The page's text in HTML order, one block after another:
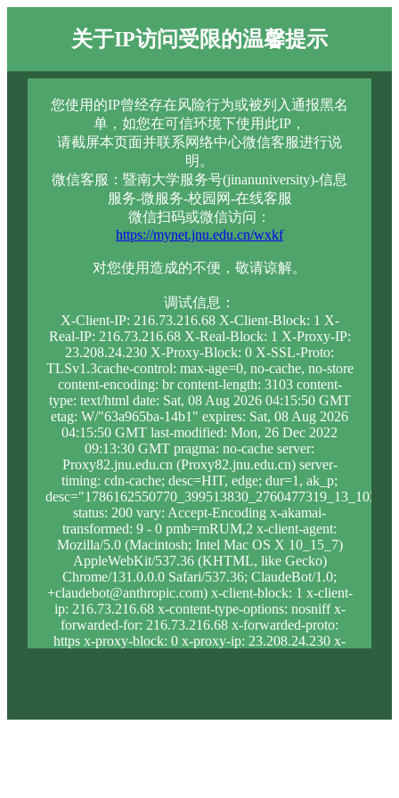
关于IP访问受限的温馨提示
您使用的IP曾经存在风险行为或被列入通报黑名
单，如您在可信环境下使用此IP，
请截屏本页面并联系网络中心微信客服进行说
明。
微信客服：暨南大学服务号(jinanuniversity)-信息
服务-微服务-校园网-在线客服
微信扫码或微信访问：
https://mynet.jnu.edu.cn/wxkf
对您使用造成的不便，敬请谅解。
调试信息：
X-Client-IP: 216.73.216.68 X-Client-Block: 1 X-
Real-IP: 216.73.216.68 X-Real-Block: 1 X-Proxy-IP:
23.208.24.230 X-Proxy-Block: 0 X-SSL-Proto:
TLSv1.3cache-control: max-age=0, no-cache, no-store
content-encoding: br content-length: 3103 content-
type: text/html date: Sat, 08 Aug 2026 04:15:50 GMT
etag: W/"63a965ba-14b1" expires: Sat, 08 Aug 2026
04:15:50 GMT last-modified: Mon, 26 Dec 2022
09:13:30 GMT pragma: no-cache server:
Proxy82.jnu.edu.cn (Proxy82.jnu.edu.cn) server-
timing: cdn-cache; desc=HIT, edge; dur=1, ak_p;
status: 200 vary: Accept-Encoding x-akamai-
transformed: 9 - 0 pmb=mRUM,2 x-client-agent:
Mozilla/5.0 (Macintosh; Intel Mac OS X 10_15_7)
AppleWebKit/537.36 (KHTML, like Gecko)
Chrome/131.0.0.0 Safari/537.36; ClaudeBot/1.0;
+claudebot@anthropic.com) x-client-block: 1 x-client-
ip: 216.73.216.68 x-content-type-options: nosniff x-
forwarded-for: 216.73.216.68 x-forwarded-proto:
https x-proxy-block: 0 x-proxy-ip: 23.208.24.230 x-